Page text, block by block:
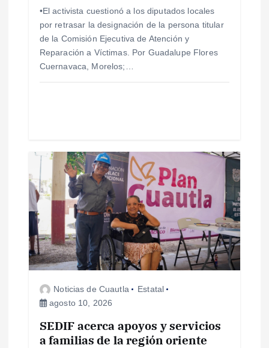
•El activista cuestionó a los diputados locales
por retrasar la designación de la persona titular
de la Comisión Ejecutiva de Atención y
Reparación a Víctimas. Por Guadalupe Flores
Cuernavaca, Morelos;…
Noticias de Cuautla
Estatal
agosto 10, 2026
SEDIF acerca apoyos y servicios
a familias de la región oriente